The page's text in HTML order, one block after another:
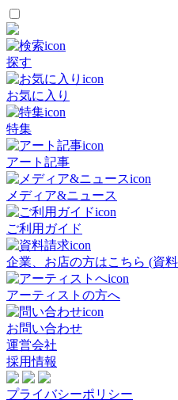
探す
お気に入り
特集
アート記事
メディア&ニュース
ご利用ガイド
企業、お店の方はこちら (資
アーティストの方へ
お問い合わせ
運営会社
採用情報
プライバシーポリシー